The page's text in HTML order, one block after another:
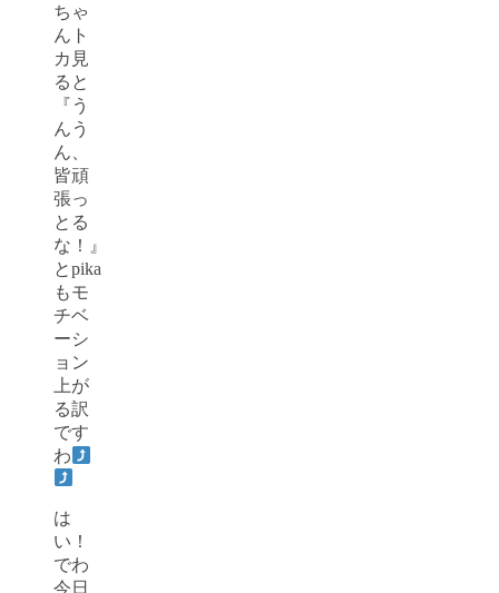
ちゃ
んト
カ見
ると
『う
んう
ん、
皆頑
張っ
とる
な！』
とpika
もモ
チベ
ーシ
ョン
上が
る訳
です
わ
は
い！
でわ
今日